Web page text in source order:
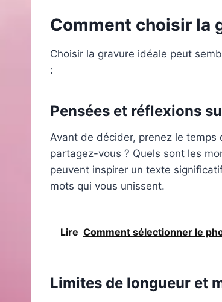
Comment choisir la
Choisir la gravure idéale peut
:
Pensées et réflexions
Avant de décider, prenez le temps
partagez-vous ? Quels sont les
peuvent inspirer un texte
mots qui vous unissent.
Lire Comment sélectionner le
Limites de longueur et